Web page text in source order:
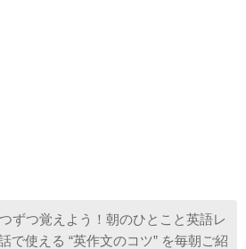
ずつ覚えよう！朝のひとこと英語レ
で使える “英作文のコツ” を毎朝ご紹